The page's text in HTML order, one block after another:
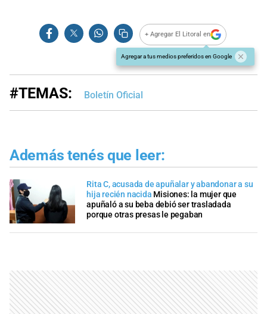
+ Agregar El Litoral en
Agregar a tus medios preferidos en Google
#TEMAS: Boletín Oficial
Además tenés que leer:
Rita C, acusada de apuñalar y abandonar a su
hija recién nacida Misiones: la mujer que
apuñaló a su beba debió ser trasladada
porque otras presas le pegaban